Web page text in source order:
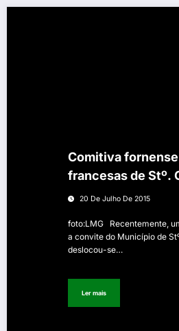
Comitiva
francesas de Stº.
20 De Julho De 2015
foto:LMG Recentemente,
a convite do Município de
deslocou-se…
Ler mais